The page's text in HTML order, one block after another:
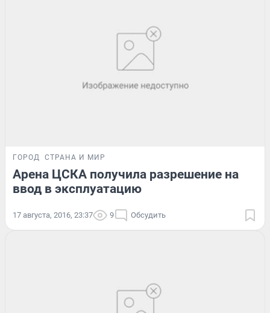
ГОРОД СТРАНА И МИР
Арена ЦСКА получила разрешение на
ввод в эксплуатацию
17 августа, 2016, 23:37 9 Обсудить